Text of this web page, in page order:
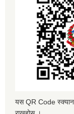
यस QR Code स्क्यान